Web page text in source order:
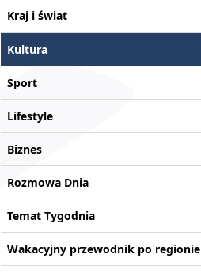
Kraj i świat
Kultura
Sport
Lifestyle
Biznes
Rozmowa Dnia
Temat Tygodnia
Wakacyjny przewodnik po regionie